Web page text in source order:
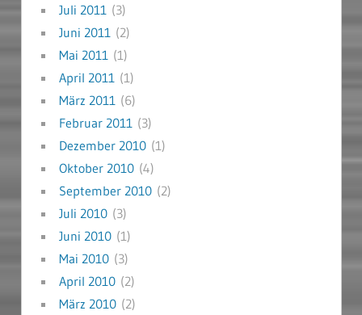
Juli 2011 (3)
Juni 2011 (2)
Mai 2011 (1)
April 2011 (1)
März 2011 (6)
Februar 2011 (3)
Dezember 2010(1)
Oktober 2010(4)
September 2010(2)
Juli 2010(3)
Juni 2010(1)
Mai 2010(3)
April 2010(2)
März 2010(2)